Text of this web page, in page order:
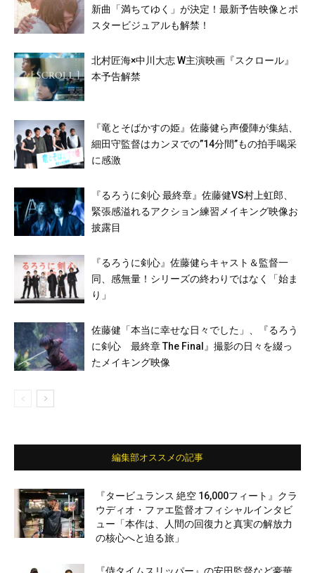
新曲「満ちてゆく」が決定！最新予告映像とポ
スタービジュアルも解禁！
北村匠海×中川大志 W主演映画『スクロール』
本予告解禁
『竜とそばかすの姫』佐藤健ら声優陣が集結、
細田守監督はカンヌでの”14分間”もの拍手喝采
に感激
『るろうに剣心 最終章』佐藤健VS村上虹郎、
緊張感溢れるアクション練習メイキング映像お
披露目
『るろうに剣心』佐藤健らキャスト＆監督一
同、感無量！シリーズの終わりではなく「始ま
り」
佐藤健「本当に幸せな日々でした」、『るろう
に剣心 最終章 The Final』撮影の日々を綴っ
たメイキング映像
編集部オススメの記事
『タービュランス 絶空 16,000フィート』クラ
ウディオ・ファエ監督オフィシャルインタビ
ュー「本作は、人間の回復力と真実の解放力
の核心へと迫る旅」